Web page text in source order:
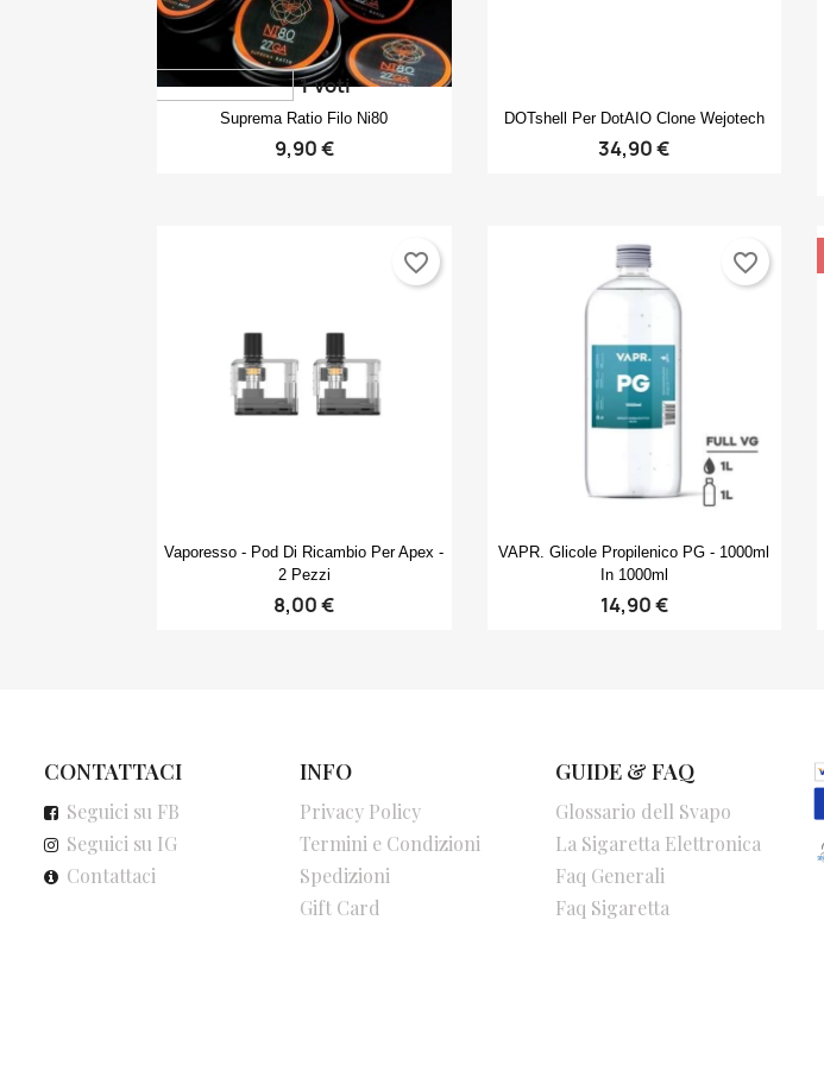
Anteprima
Suprema Ratio Filo Ni80
9,90 €
1 voti
Anteprima
DOTshell Per DotAIO Clone Wejotech
34,90 €
Anteprima
Vaporesso - Pod Di Ricambio Per Apex -
2 Pezzi
8,00 €
favorite_border
 Anteprima
VAPR. Glicole Propilenico PG - 1000ml
In 1000ml
14,90 €
favorite_border
CONTATTACI
Seguici su FB
Seguici su IG
Contattaci
INFO
Privacy Policy
Termini e Condizioni
Spedizioni
Gift Card
GUIDE & FAQ
Glossario dell Svapo
La Sigaretta Elettronica
Faq Generali
Faq Sigaretta